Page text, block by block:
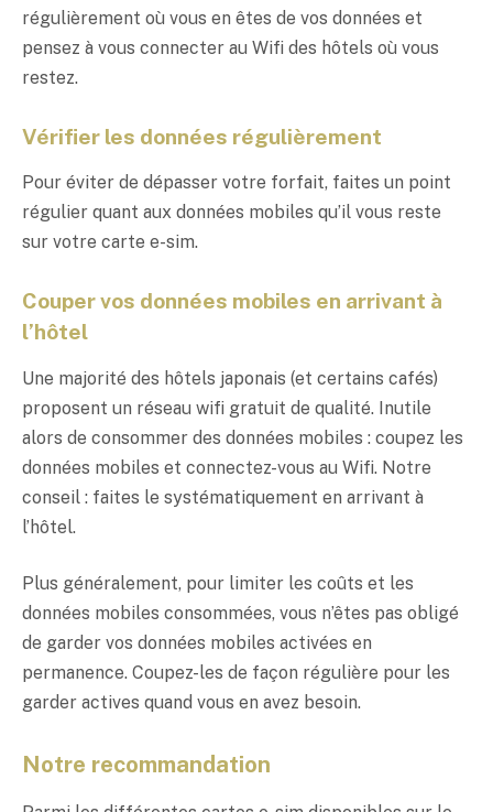
régulièrement où vous en êtes de vos données et
pensez à vous connecter au Wifi des hôtels où vous
restez.
Vérifier les données régulièrement
Pour éviter de dépasser votre forfait, faites un point
régulier quant aux données mobiles qu’il vous reste
sur votre carte e-sim.
Couper vos données mobiles en arrivant à
l’hôtel
Une majorité des hôtels japonais (et certains cafés)
proposent un réseau wifi gratuit de qualité. Inutile
alors de consommer des données mobiles : coupez les
données mobiles et connectez-vous au Wifi. Notre
conseil : faites le systématiquement en arrivant à
l’hôtel.
Plus généralement, pour limiter les coûts et les
données mobiles consommées, vous n’êtes pas obligé
de garder vos données mobiles activées en
permanence. Coupez-les de façon régulière pour les
garder actives quand vous en avez besoin.
Notre recommandation